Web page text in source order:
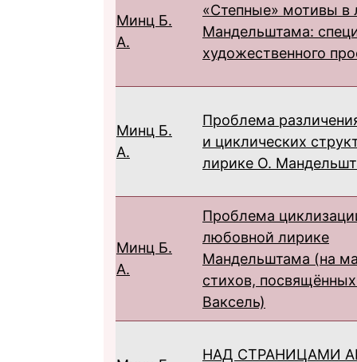
Минц Б.
А.
«Степные» мотивы в
Мандельштама:
художественного
Минц Б.
А.
Проблема
и циклических
лирике О.
Минц Б.
А.
Проблема
любовной лирике
Мандельштама (на
стихов,
Ваксель)
НАД СТРАНИЦАМИ